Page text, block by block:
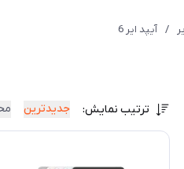
/ آیپد ایر 6
ترتیب نمایش: جدیدترین